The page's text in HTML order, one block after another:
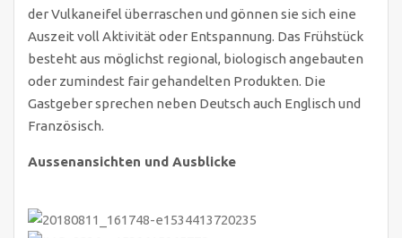
der Vulkaneifel überraschen und gönnen sie sich eine
Auszeit voll Aktivität oder Entspannung. Das Frühstück
besteht aus möglichst regional, biologisch angebauten
oder zumindest fair gehandelten Produkten. Die
Gastgeber sprechen neben Deutsch auch Englisch und
Französisch.
Aussenansichten und Ausblicke